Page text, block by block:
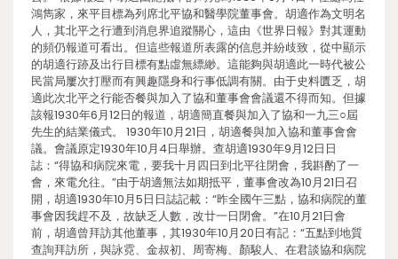
鴻雋家，來平目標為列席北平協和醫學院董事會。胡適作為文明名
人，其北平之行遭到消息界追蹤關心，這由《世界日報》對其運動
的頻仍報道可看出。但這些報道所表露的信息并紛歧致，從中顯示
的胡適行跡及出行目標有點虛無縹緲。這能夠與胡適此一時代被公
民當局屢次打壓而有興趣隱身和行事低調有關。由于史料匱乏，胡
適此次北平之行能否餐與加入了協和董事會會議還不得而知。但據
該報1930年6月12日的報道，胡適簡直餐與加入了協和一九三○屆
先生的結業儀式。 1930年10月21日，胡適餐與加入協和董事會會
議。會議原定1930年10月4日舉辦。查胡適1930年9月12日日
誌：“得協和病院來電，要我十月四日到北平往閉會，我斟酌了一
會，來電允往。”由于胡適無法如期抵平，董事會改為10月21日召
開，胡適1930年10月5日日誌記載：“昨全國午三點，協和病院的董
事會因我趕不及，故缺乏人數，改廿一日閉會。”在10月21日會
前，胡適曾拜訪其他董事，其1930年10月20日有記：“五點到地質
查詢拜訪所，與詠霓、金叔初、周寄梅、顏駿人、在君談協和病院